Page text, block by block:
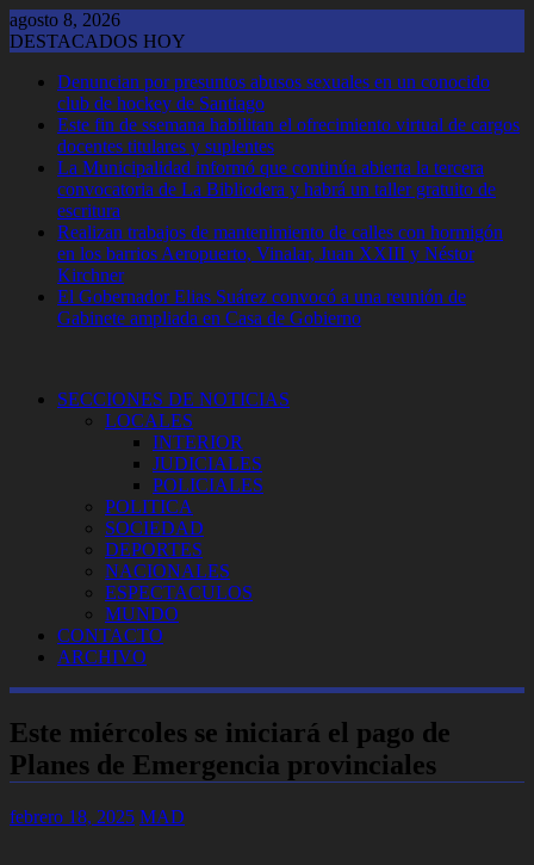
Saltar
al
agosto 8, 2026
DESTACADOS HOY
Denuncian por presuntos abusos sexuales en un conocido
club de hockey de Santiago
Este fin de ssemana habilitan el ofrecimiento virtual de cargos
docentes titulares y suplentes
La Municipalidad informó que continúa abierta la tercera
convocatoria de La Bibliodera y habrá un taller gratuito de
escritura
Realizan trabajos de mantenimiento de calles con hormigón
en los barrios Aeropuerto, Vinalar, Juan XXIII y Néstor
Kirchner
El Gobernador Elias Suárez convocó a una reunión de
Gabinete ampliada en Casa de Gobierno
SECCIONES DE NOTICIAS
LOCALES
INTERIOR
JUDICIALES
POLICIALES
POLITICA
SOCIEDAD
DEPORTES
NACIONALES
ESPECTACULOS
MUNDO
CONTACTO
ARCHIVO
Este miércoles se iniciará el pago de
Planes de Emergencia provinciales
febrero 18, 2025 MAD